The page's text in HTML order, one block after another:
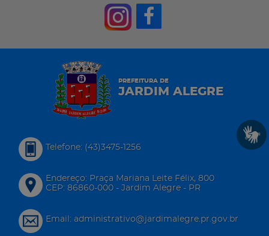
PREFEITURA DE
JARDIM ALEGRE
Telefone: (43)3475-1256
Endereço: Praça Mariana Leite Félix, 800
CEP: 86860-000 - Jardim Alegre - PR
Email: administrativo@jardimalegre.pr.gov.br